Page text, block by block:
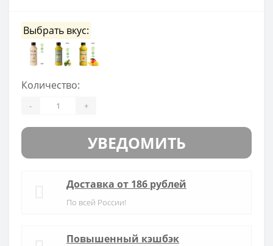
Выбрать вкус:
Количество:
- +
УВЕДОМИТЬ
Доставка от 186 рублей
По всей России!
Повышенный кэшбэк